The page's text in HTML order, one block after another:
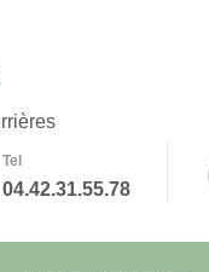
Tel
04.42.31.55.78